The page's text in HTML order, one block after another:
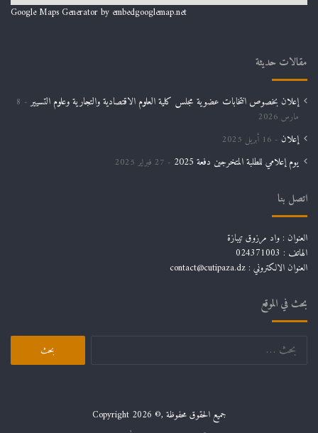
Google Maps Generator by embedgooglemap.net
مقالات حديثة
إعلان بخصوص انتخابات عضوية مجلس كلية العلوم الاقتصادية والتجارية وعلوم التسيير
8
مارس 2026
إعلان 16 أبريل 2025
يوم إعلامي للطلبة المتخرجين دفعة 2025 27 فبراير 2025
اتصل بنا
العنوان : واد مرزوق تيبازة
الهاتف : 024371003
العنوان الالكتروني : contact@cutipaza.dz
بحث في الموقع
البحث
جميع الحقوق محفوظة ,© Copyright 2026